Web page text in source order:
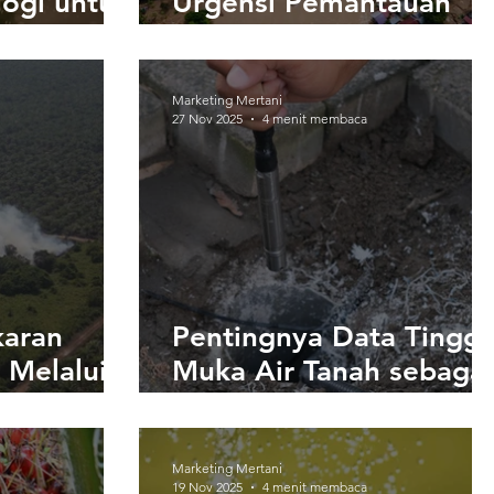
Hujan
Real-Time
Melalui
Berkala
Pentingnya Data Tinggi
Muka Air Tanah sebagai
Keputusan dalam SIPA
Marketing Mertani
27 Nov 2025
4 menit membaca
Marketing Mertani
19 Nov 2025
4 menit membaca